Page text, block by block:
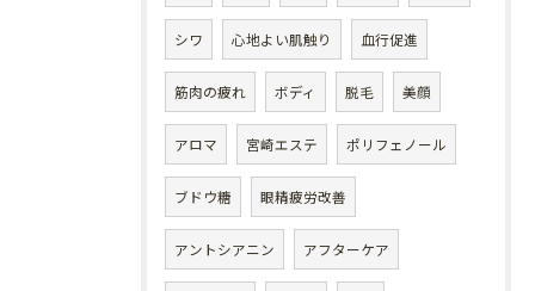
シワ 心地よい肌触り 血行促進
筋肉の疲れ ボディ 脱毛 美顔
アロマ 宮崎エステ ポリフェノール
ブドウ糖 眼精疲労改善
アントシアニン アフターケア